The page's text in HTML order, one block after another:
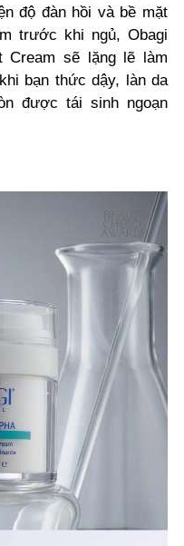
độ đàn hồi và bề mặt
trước khi ngủ, Obagi
Cream sẽ lặng lẽ làm
bạn thức dậy, làn da
được tái sinh ngoạn